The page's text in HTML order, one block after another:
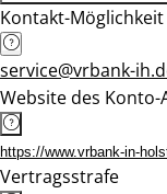
Kontakt-
service@vrbank-
Website des Konto-
https://www.vrbank-in-
Vertragsstrafe